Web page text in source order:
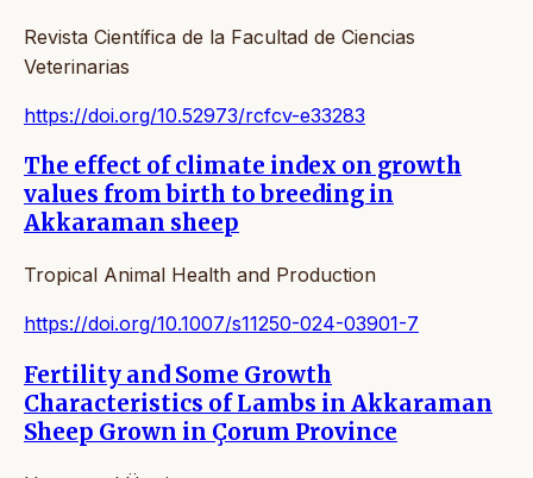
Revista Científica de la Facultad de Ciencias
Veterinarias
https://doi.org/10.52973/rcfcv-e33283
The effect of climate index on growth
values from birth to breeding in
Akkaraman sheep
Tropical Animal Health and Production
https://doi.org/10.1007/s11250-024-03901-7
Fertility and Some Growth
Characteristics of Lambs in Akkaraman
Sheep Grown in Çorum Province